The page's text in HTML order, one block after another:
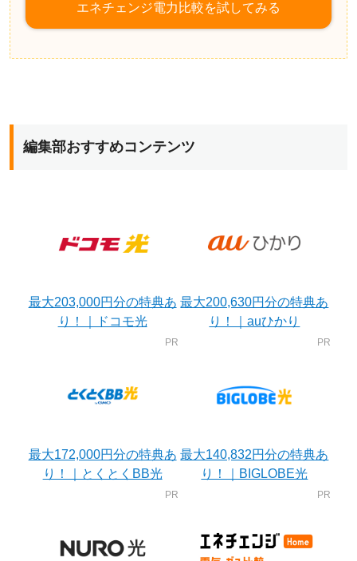
エネチェンジ電力比較を試してみる
編集部おすすめコンテンツ
最大203,000円分の特典あ
り！｜ドコモ光
最大200,630円分の特典あ
り！｜auひかり
最大172,000円分の特典あ
り！｜とくとくBB光
最大140,832円分の特典あ
り！｜BIGLOBE光